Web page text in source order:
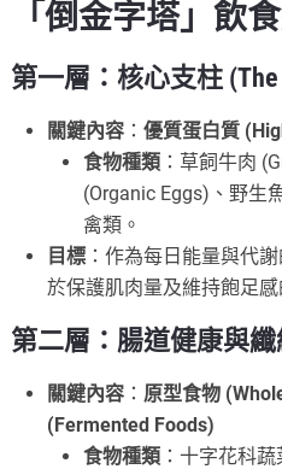
「倒金字塔」飲
第一層：核心支柱 (The
關鍵內容 ：優質蛋白質
食物種類 ：草飼牛肉
(Organic Eggs)、野生
禽類。
目標 ：作為每日能量與代
於保護肌肉量及維持飽足感
第二層：腸道健康與纖
關鍵內容 ： 原型食物
(Fermented Foods)
食物種類 ：十字花科